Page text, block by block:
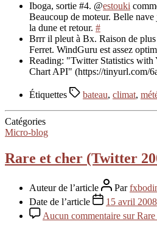
Iboga, sortie #4. @estouki
Beaucoup de moteur. Belle nave
la dune et retour. #
Brrr il pleut à Bx. Raison de
Ferret. WindGuru est assez
Reading: "Twitter Statistics with
Chart API" (https://tinyurl.com/
Étiquettes bateau, climat,
Catégories
Micro-blog
Rare et cher (Twitter
Auteur de l’article Par
Date de l’article
15 avril 2008
Aucun commentaire sur